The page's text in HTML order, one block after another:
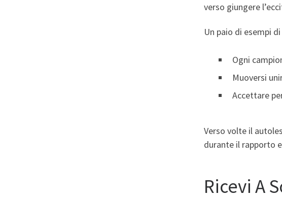
verso giungere
Un paio di esempi
Ogni
Muoversi
Accettare
Verso volte il
durante il rapporto
Ricevi A